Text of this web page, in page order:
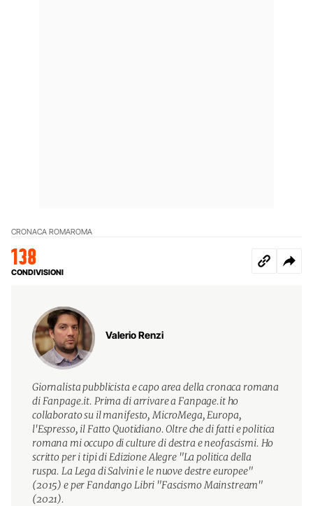
CRONACA ROMAROMA
138
CONDIVISIONI
Valerio Renzi
Giornalista pubblicista e capo area della cronaca romana
di Fanpage.it. Prima di arrivare a Fanpage.it ho
collaborato su il manifesto, MicroMega, Europa,
l'Espresso, il Fatto Quotidiano. Oltre che di fatti e politica
romana mi occupo di culture di destra e neofascismi. Ho
scritto per i tipi di Edizione Alegre "La politica della
ruspa. La Lega di Salvini e le nuove destre europee"
(2015) e per Fandango Libri "Fascismo Mainstream"
(2021).